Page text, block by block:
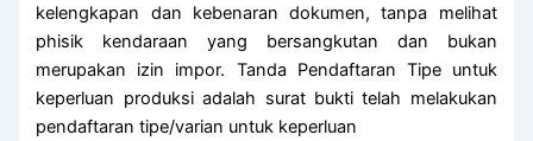
kelengkapan dan kebenaran dokumen, tanpa melihat
phisik kendaraan yang bersangkutan dan bukan
merupakan izin impor. Tanda Pendaftaran Tipe untuk
keperluan produksi adalah surat bukti telah melakukan
pendaftaran tipe/varian untuk keperluan